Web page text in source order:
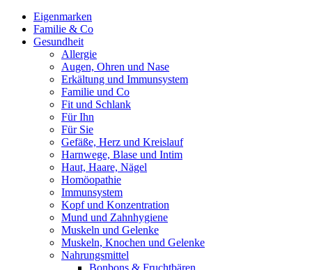
Eigenmarken
Familie & Co
Gesundheit
Allergie
Augen, Ohren und Nase
Erkältung und Immunsystem
Familie und Co
Fit und Schlank
Für Ihn
Für Sie
Gefäße, Herz und Kreislauf
Harnwege, Blase und Intim
Haut, Haare, Nägel
Homöopathie
Immunsystem
Kopf und Konzentration
Mund und Zahnhygiene
Muskeln und Gelenke
Muskeln, Knochen und Gelenke
Nahrungsmittel